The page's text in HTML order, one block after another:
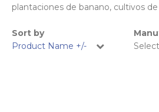
plantaciones de banano, cultivos
Sort by
Product Name +/-